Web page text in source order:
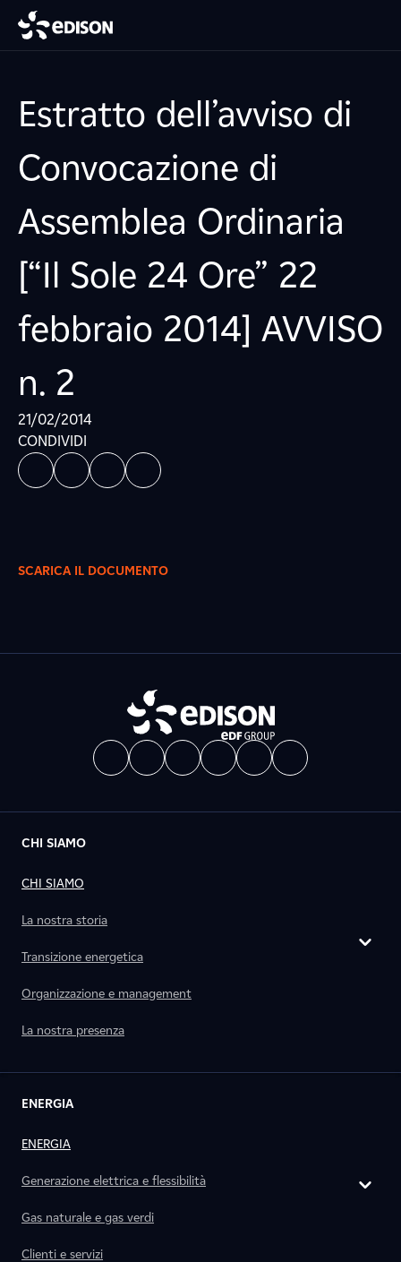
Estratto dell’avviso di
Convocazione di
Assemblea Ordinaria
[“Il Sole 24 Ore” 22
febbraio 2014] AVVISO
n. 2
21/02/2014
CONDIVIDI
SCARICA IL DOCUMENTO
CHI SIAMO
CHI SIAMO
La nostra storia
Transizione energetica
Organizzazione e management
La nostra presenza
ENERGIA
ENERGIA
Generazione elettrica e flessibilità
Gas naturale e gas verdi
Clienti e servizi